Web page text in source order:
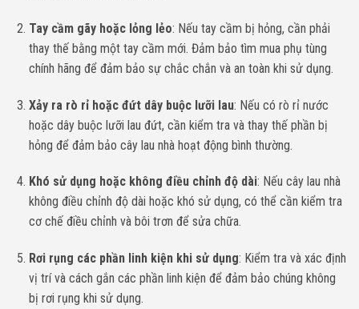
Tay cầm gãy hoặc lỏng lẻo: Nếu tay cầm bị hỏng, cần phải
thay thế bằng một tay cầm mới. Đảm bảo tìm mua phụ tùng
chính hãng để đảm bảo sự chắc chắn và an toàn khi sử dụng.
Xảy ra rò rỉ hoặc đứt dây buộc lưỡi lau: Nếu có rò rỉ nước
hoặc dây buộc lưỡi lau đứt, cần kiểm tra và thay thế phần bị
hỏng để đảm bảo cây lau nhà hoạt động bình thường.
Khó sử dụng hoặc không điều chỉnh độ dài: Nếu cây lau nhà
không điều chỉnh độ dài hoặc khó sử dụng, có thể cần kiểm tra
cơ chế điều chỉnh và bôi trơn để sửa chữa.
Rơi rụng các phần linh kiện khi sử dụng: Kiểm tra và xác định
vị trí và cách gắn các phần linh kiện để đảm bảo chúng không
bị rơi rụng khi sử dụng.